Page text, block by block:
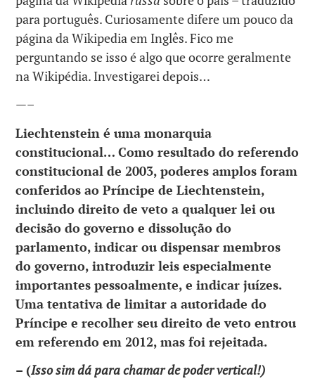
para português. Curiosamente difere um pouco da
página da Wikipedia em Inglês. Fico me
perguntando se isso é algo que ocorre geralmente
na Wikipédia. Investigarei depois…
—–
Liechtenstein é uma monarquia
constitucional… Como resultado do referendo
constitucional de 2003, poderes amplos foram
conferidos ao Príncipe de Liechtenstein,
incluindo direito de veto a qualquer lei ou
decisão do governo e dissolução do
parlamento, indicar ou dispensar membros
do governo, introduzir leis especialmente
importantes pessoalmente, e indicar juízes.
Uma tentativa de limitar a autoridade do
Príncipe e recolher seu direito de veto entrou
em referendo em 2012, mas foi rejeitada.
– (Isso sim dá para chamar de poder vertical!)